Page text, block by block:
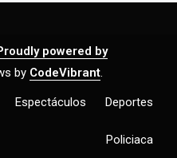
powered by
by CodeVibrant.
Espectáculos Deportes
Policiaca